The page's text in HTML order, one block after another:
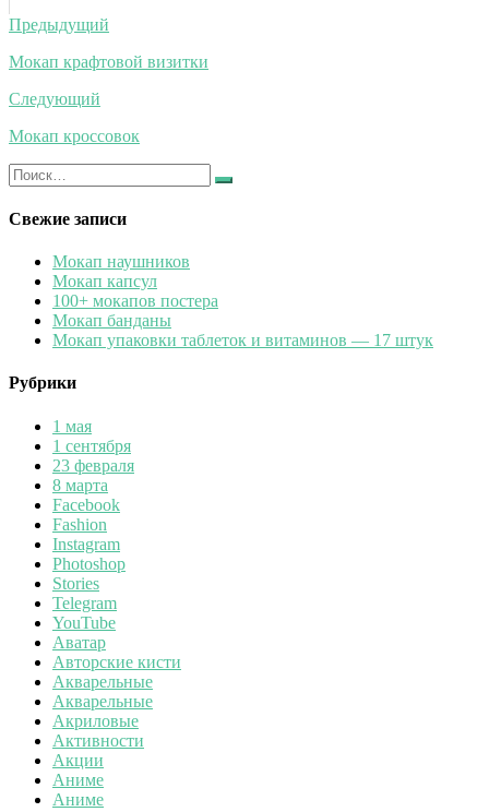
Навигация
по
записям
Предыдущий
Мокап крафтовой визитки
Следующий
Мокап кроссовок
Искать:
Найти
Свежие записи
Мокап наушников
Мокап капсул
100+ мокапов постера
Мокап банданы
Мокап упаковки таблеток и витаминов — 17 штук
Рубрики
1 мая
1 сентября
23 февраля
8 марта
Facebook
Fashion
Instagram
Photoshop
Stories
Telegram
YouTube
Аватар
Авторские кисти
Акварельные
Акварельные
Акриловые
Активности
Акции
Аниме
Аниме